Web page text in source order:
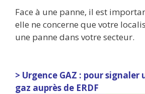
Face à une panne, il est
elle ne concerne que votre
une panne dans votre secteur.
> Urgence GAZ : pour
gaz auprès de ERDF